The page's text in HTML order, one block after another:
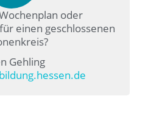
oder
einen geschlossenen
Gehling